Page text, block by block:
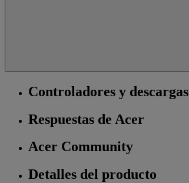
Controladores y descargas
Respuestas de Acer
Acer Community
Detalles del producto